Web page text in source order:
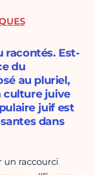
racontés. Est-
du
au pluriel,
culture juive
juif est
dans
un raccourci